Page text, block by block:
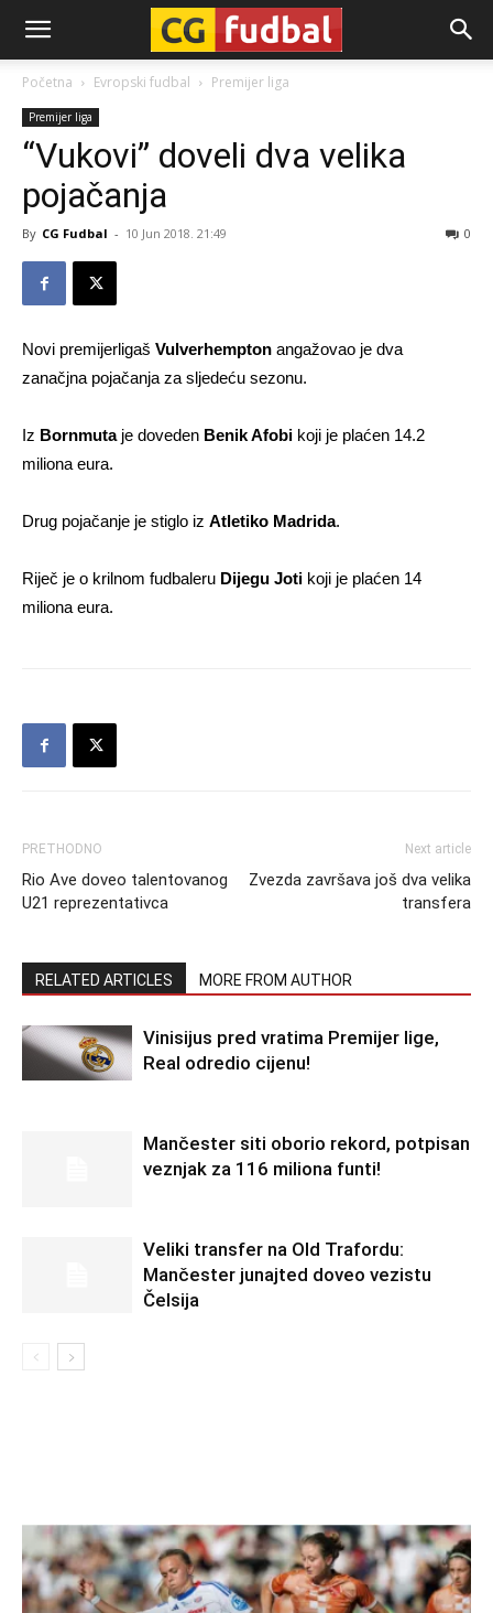
CG-
Fudbal
Početna Evropski fudbal Premijer liga
Premijer liga
“Vukovi” doveli dva velika
pojačanja
By CG Fudbal - 10 Jun 2018. 21:49 0
Novi premijerligaš Vulverhempton angažovao je dva
zanačjna pojačanja za sljedeću sezonu.
Iz Bornmutaje doveden Benik Afobi koji je plaćen 14.2
miliona eura.
Drug pojačanje je stiglo iz Atletiko Madrida.
Riječ je o krilnom fudbaleru Dijegu Joti koji je plaćen 14
miliona eura.
PRETHODNO
Rio Ave doveo talentovanog
U21 reprezentativca
Next article
Zvezda završava još dva velika
transfera
RELATED ARTICLES MORE FROM AUTHOR
Vinisijus pred vratima Premijer lige,
Real odredio cijenu!
Mančester siti oborio rekord, potpisan
veznjak za 116 miliona funti!
Veliki transfer na Old Trafordu:
Mančester junajted doveo vezistu
Čelsija